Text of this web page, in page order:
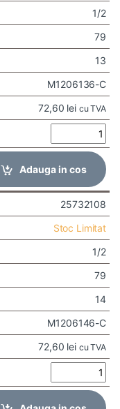
1/2
79
13
M1206136-C
72,60 lei cu TVA
Adauga in cos
25732108
Stoc Limitat
1/2
79
14
M1206146-C
72,60 lei cu TVA